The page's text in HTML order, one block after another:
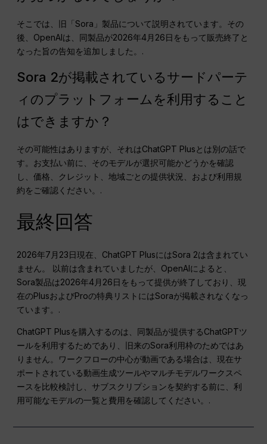
そこでは、旧「Sora」製品について説明されています。その
後、OpenAIは、同製品が2026年4月26日をもって販売終了と
なった旨の告知を追加しました。.
Sora 2が掲載されているサードパーテ
ィのプラットフォームを利用すること
はできますか？
その可能性はありますが、それはChatGPT Plusとは別の話で
す。お支払い前に、そのモデルが選択可能かどうかを確認
し、価格、クレジット、地域ごとの提供状況、および利用規
約をご確認ください。.
最終回答
2026年7月23日現在、ChatGPT PlusにはSora 2は含まれてい
ません。 以前は含まれていましたが、OpenAIによると、
Sora製品は2026年4月26日をもって提供が終了しており、現
在のPlusおよびProの特典リストにはSoraが掲載されなくなっ
ています。.
ChatGPT Plusを購入するのは、同製品が提供するChatGPTツ
ールを利用するためであり、旧来のSora利用枠のためではあ
りません。ワークフローの中心が動画である場合は、現在サ
ポートされている動画生成ツールやマルチモデルワークスペ
ースを比較検討し、サブスクリプションを契約する前に、利
用可能なモデルの一覧と費用を確認してください。.